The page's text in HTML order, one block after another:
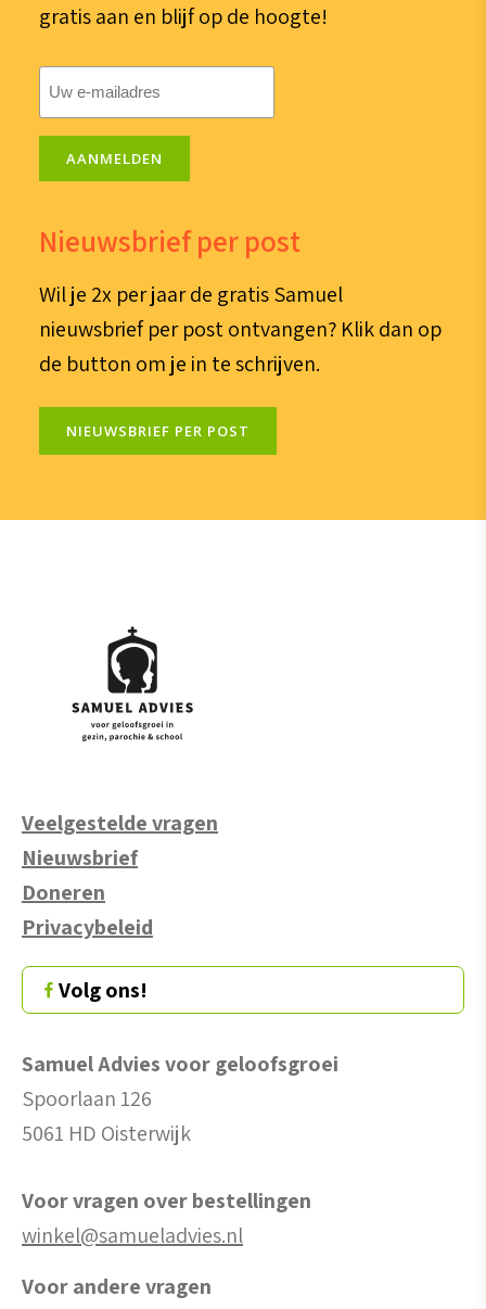
gratis aan en blijf op de hoogte!
AANMELDEN
Nieuwsbrief per post
Wil je 2x per jaar de gratis Samuel
nieuwsbrief per post ontvangen? Klik dan op
de button om je in te schrijven.
NIEUWSBRIEF PER POST
Veelgestelde vragen
Nieuwsbrief
Doneren
Privacybeleid
Volg ons!
Samuel Advies voor geloofsgroei
Spoorlaan 126
5061 HD Oisterwijk
Voor vragen over bestellingen
winkel@samueladvies.nl
Voor andere vragen